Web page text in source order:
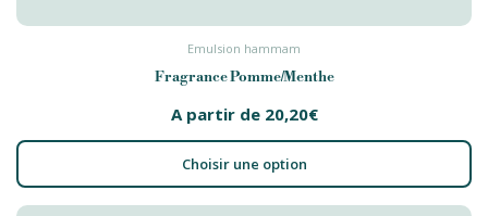
Emulsion hammam
Fragrance Pomme/Menthe
A partir de 20,20€
Choisir une option